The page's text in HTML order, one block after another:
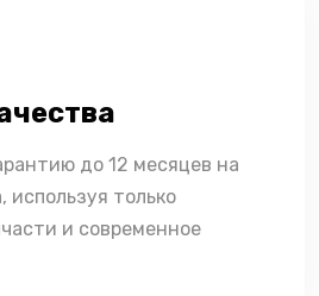
до 12 месяцев на
только
и современное